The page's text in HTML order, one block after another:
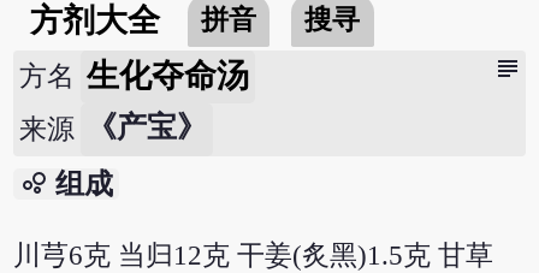
方剂大全 拼音 搜寻
subject
方名 生化夺命汤
来源 《产宝》
bubble_chart 组成
川芎6克 当归12克 干姜(炙黑)1.5克 甘草